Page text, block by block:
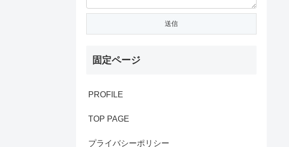
固定ページ
PROFILE
TOP PAGE
プライバシーポリシー